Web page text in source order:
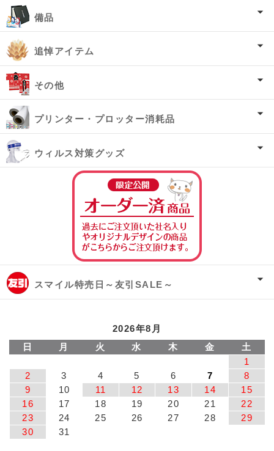
備品
追悼アイテム
その他
プリンター・プロッター消耗品
ウィルス対策グッズ
スマイル特売日～友引SALE～
2026年8月
日
月 火 水 木 金
土
1
2
3 4 5 6 7
8
9
10 11 12 13 14
15
16
17 18 19 20 21
22
23
24 25 26 27 28
29
30
31